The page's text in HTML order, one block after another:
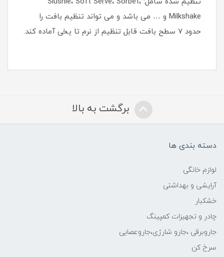
Milkshake و … می باشد و می تواند تنظیم بافت را
حدود 7 سطح بافت قابل تنظیم از نرم تا یخی آماده کند.
برگشت به بالا
دسته بندی ها
لوازم خانگی
آرایشی و بهداشتی
خشکبار
چادر و تجهیزات کمپینگ
جاروبرقی ،جارو شارژی،جاروعصایی
سرخ کن